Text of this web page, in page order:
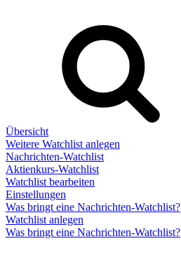
Übersicht
Weitere Watchlist anlegen
Nachrichten-Watchlist
Aktienkurs-Watchlist
Watchlist bearbeiten
Einstellungen
Was bringt eine Nachrichten-Watchlist?
Watchlist anlegen
Was bringt eine Nachrichten-Watchlist?